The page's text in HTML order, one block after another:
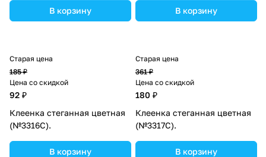
В корзину В корзину
Старая цена
185 ₽
Цена со скидкой
92 ₽
Клеенка стеганная цветная
(№3316С).
В корзину
Старая цена
361 ₽
Цена со скидкой
180 ₽
Клеенка стеганная цветная
(№3317С).
В корзину